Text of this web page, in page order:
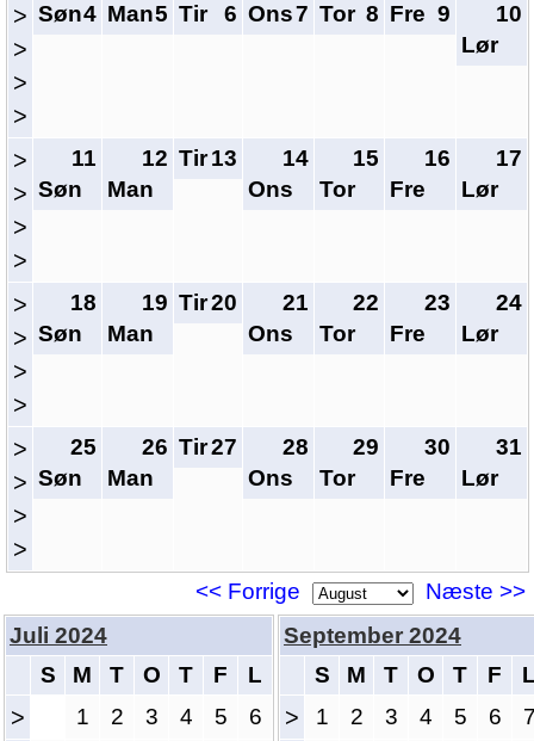
>
>
>
>
4
Søn 5
Man 6
Tir 7
Ons 8
Tor 9
Fre
10
Lør
>
>
>
>
11
Søn
12
Man
13
Tir
14
Ons
15
Tor
16
Fre
17
Lør
>
>
>
>
18
Søn
19
Man
20
Tir
21
Ons
22
Tor
23
Fre
24
Lør
>
>
>
>
25
Søn
26
Man
27
Tir
28
Ons
29
Tor
30
Fre
31
Lør
<< Forrige
Næste >>
Juli 2024
S
M T O T F L
> 1 2 3 4 5 6
September 2024
S
M T O T F
> 1 2 3 4 5 6